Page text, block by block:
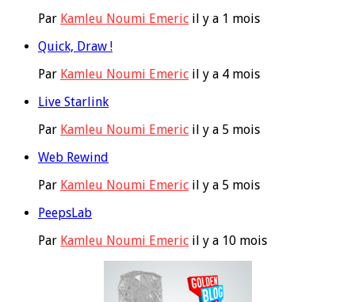
Par Kamleu Noumi Emeric il y a 1 mois
Quick, Draw !
Par Kamleu Noumi Emeric il y a 4 mois
Live Starlink
Par Kamleu Noumi Emeric il y a 5 mois
Web Rewind
Par Kamleu Noumi Emeric il y a 5 mois
PeepsLab
Par Kamleu Noumi Emeric il y a 10 mois